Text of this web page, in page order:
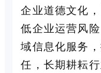
企业道德文化
低企业运营风
域信息化服务
任，长期耕耘